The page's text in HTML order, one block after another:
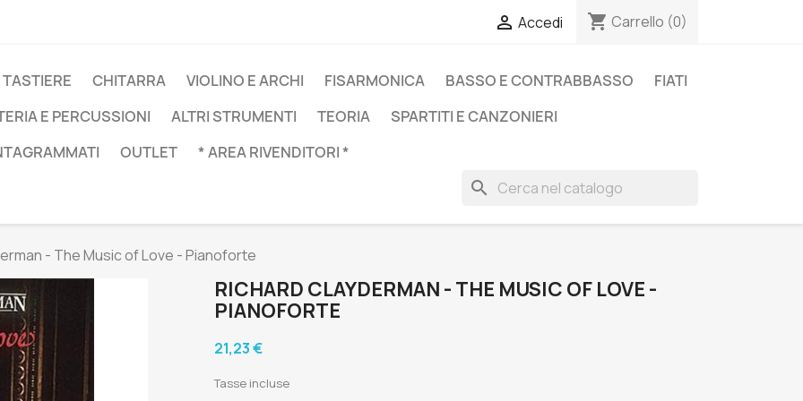
 Accedi shopping_cart Carrello (0)
CHITARRA VIOLINO E ARCHI FISARMONICA BASSO E CONTRABBASSO
FIATI
E PERCUSSIONI
ALTRI STRUMENTI TEORIA
SPARTITI E CANZONIERI
OUTLET * AREA RIVENDITORI *
search
- The Music of Love - Pianoforte
RICHARD CLAYDERMAN - THE MUSIC OF LOVE -
PIANOFORTE
21,23 €
Tasse incluse